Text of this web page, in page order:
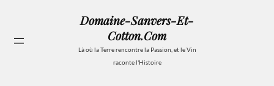
contenu
Domaine-Sanvers-Et-
Cotton.com
Là où la Terre rencontre la Passion, et le Vin
raconte l'Histoire